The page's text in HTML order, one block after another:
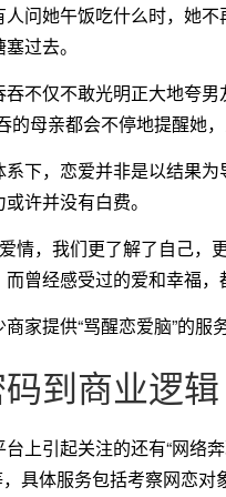
问她午饭吃什么时，她不
过去。
吞不仅不敢光明正大地夸
的母亲都会不停地提醒她
系下，恋爱并非是以结果
许并没有白费。
情，我们更了解了自己
曾经感受过的爱和幸福
商家提供“骂醒恋爱脑”的
到商业逻辑
上引起关注的还有“网络
具体服务包括考察网恋